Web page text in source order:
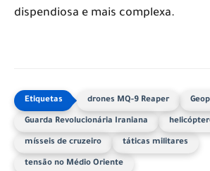
dispendiosa e mais complexa.
drones MQ-9 Reaper
Guarda Revolucionária Iraniana
mísseis de cruzeiro táticas militares
tensão no Médio Oriente